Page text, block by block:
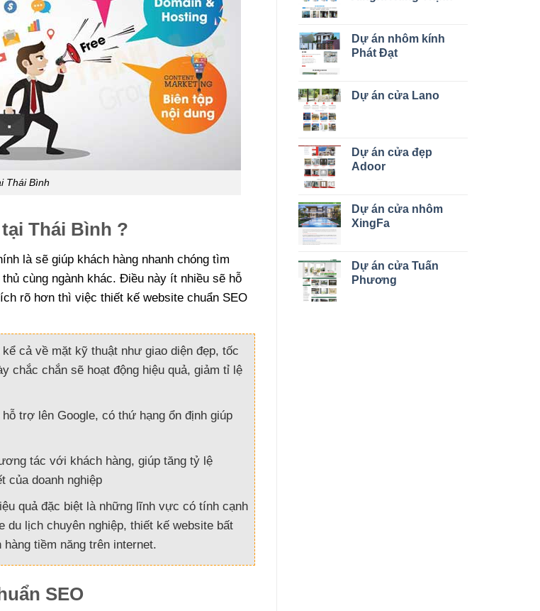
Thái Bình
Thái Bình ?
là sẽ giúp khách hàng nhanh chóng tìm
cùng ngành khác. Điều này ít nhiều sẽ hỗ
rõ hơn thì việc thiết kế website chuẩn SEO
cả về mặt kỹ thuật như giao diện đẹp, tốc
chắc chắn sẽ hoạt động hiệu quả, giảm tỉ lệ
trợ lên Google, có thứ hạng ổn định giúp
tác với khách hàng, giúp tăng tỷ lệ
của doanh nghiệp
quả đặc biệt là những lĩnh vực có tính cạnh
lịch chuyên nghiệp, thiết kế website bất
tiềm năng trên internet.
SEO
Dự án nhôm kính
Phát Đạt
Dự án cửa Lano
Dự án cửa đẹp
Adoor
Dự án cửa nhôm
XingFa
Dự án cửa Tuấn
Phương